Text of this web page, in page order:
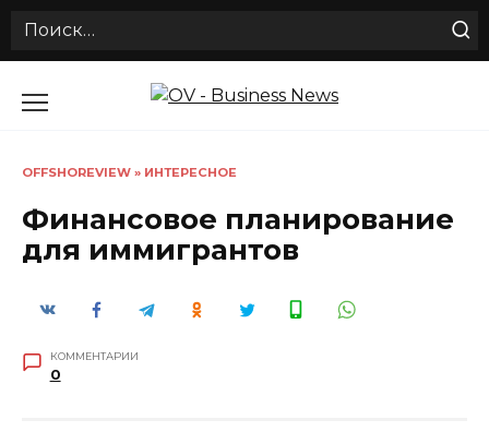
Search
OFFSHOREVIEW » ИНТЕРЕСНОЕ
Финансовое планирование
для иммигрантов
КОММЕНТАРИИ
0